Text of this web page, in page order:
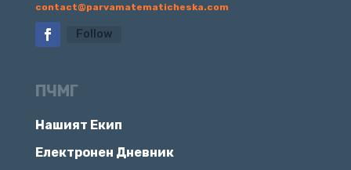
contact@parvamatematicheska.com
Follow
ПЧМГ
Нашият Екип
Електронен Дневник